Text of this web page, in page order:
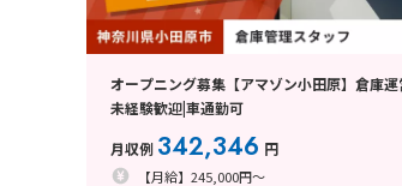
オープニング募集【アマゾン小田原】倉庫
未経験歓迎|車通勤可
月収例 342,346 円
【月給】245,000円～